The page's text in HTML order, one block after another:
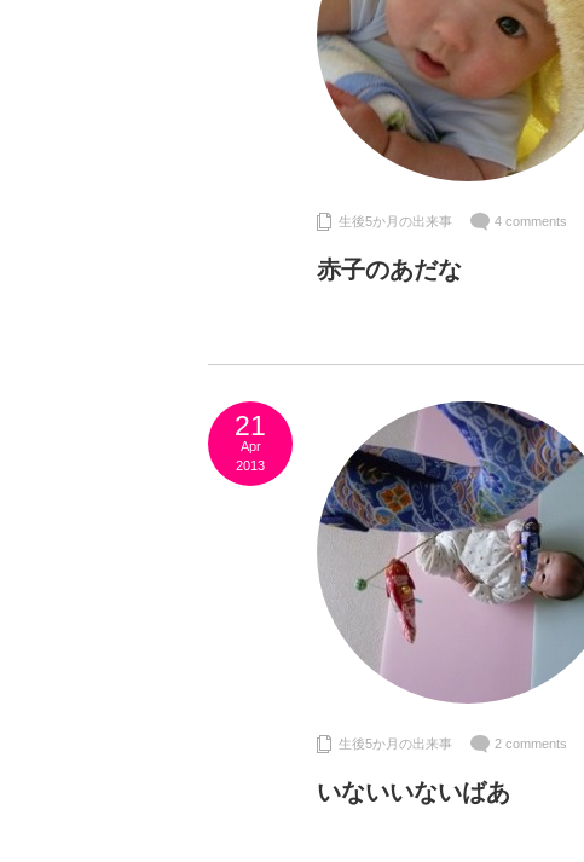
生後5か月の出来事 4 comments
赤子のあだな
21
Apr
2013
生後5か月の出来事 2 comments
いないいないばあ